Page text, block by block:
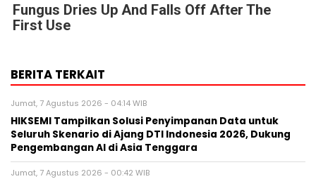
Fungus Dries Up And Falls Off After The
First Use
BERITA TERKAIT
Jumat, 7 Agustus 2026 - 04:14 WIB
HIKSEMI Tampilkan Solusi Penyimpanan Data untuk
Seluruh Skenario di Ajang DTI Indonesia 2026, Dukung
Pengembangan AI di Asia Tenggara
Jumat, 7 Agustus 2026 - 00:42 WIB